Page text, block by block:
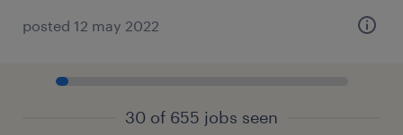
posted 12 may 2022
30 of 655 jobs seen